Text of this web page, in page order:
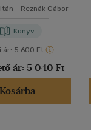
- Reznák Gábor
Könyv
ár: 5 600 Ft
ár: 5 040 Ft
Kosárba